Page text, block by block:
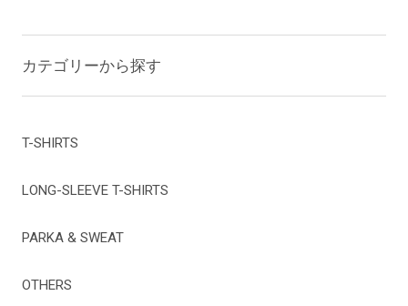
カテゴリーから探す
T-SHIRTS
LONG-SLEEVE T-SHIRTS
PARKA & SWEAT
OTHERS